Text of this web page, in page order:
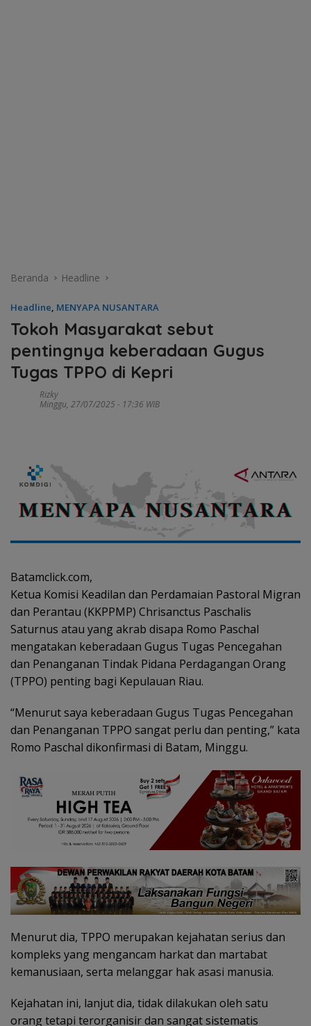
Beranda Headline
Headline, MENYAPA NUSANTARA
Tokoh Masyarakat sebut
pentingnya keberadaan Gugus
Tugas TPPO di Kepri
Rizky
Minggu, 27/07/2025 - 17:36 WIB
Batamclick.com,
Ketua Komisi Keadilan dan Perdamaian Pastoral Migran
dan Perantau (KKPPMP) Chrisanctus Paschalis
Saturnus atau yang akrab disapa Romo Paschal
mengatakan keberadaan Gugus Tugas Pencegahan
dan Penanganan Tindak Pidana Perdagangan Orang
(TPPO) penting bagi Kepulauan Riau.
“Menurut saya keberadaan Gugus Tugas Pencegahan
dan Penanganan TPPO sangat perlu dan penting,” kata
Romo Paschal dikonfirmasi di Batam, Minggu.
Menurut dia, TPPO merupakan kejahatan serius dan
kompleks yang mengancam harkat dan martabat
kemanusiaan, serta melanggar hak asasi manusia.
Kejahatan ini, lanjut dia, tidak dilakukan oleh satu
orang tetapi terorganisir dan sangat sistematis